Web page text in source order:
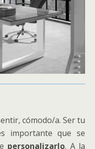
cómodo/a. Ser tu
importante que se
personalizarlo. A la